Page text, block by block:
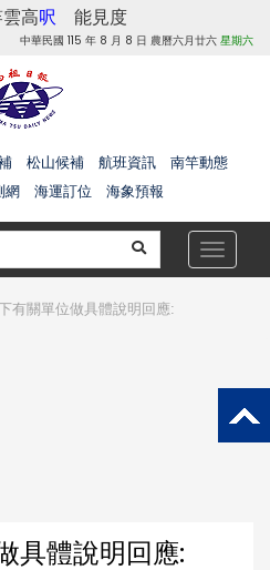
高呎 能見度
中華民國 115 年 8 月 8 日 農曆六月廿六 星期六
松山候補 航班資訊
南竿動態
網 海運訂位 海象預報
Toggle
有關單位做具體說明回應:
具體說明回應: